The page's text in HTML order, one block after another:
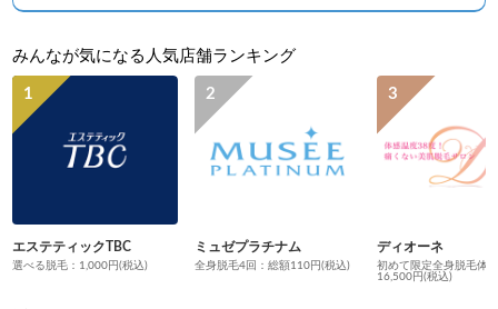
みんなが気になる人気店舗ランキング
エステティックTBC
選べる脱毛：1,000円(税込)
ミュゼプラチナム
全身脱毛4回：総額110円(税込)
ディオーネ
初めて限定全身脱毛体
16,500円(税込)